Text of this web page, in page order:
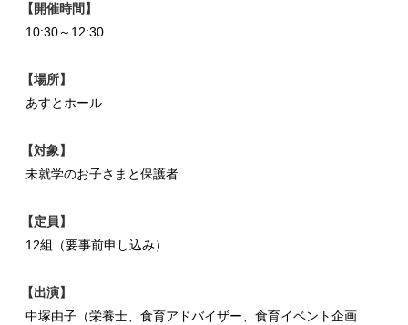
開催時間
10:30～12:30
場所
あすとホール
対象
未就学のお子さまと保護者
定員
12組（要事前申し込み）
出演
中塚由子（栄養士、食育アドバイザー、食育イベント企画